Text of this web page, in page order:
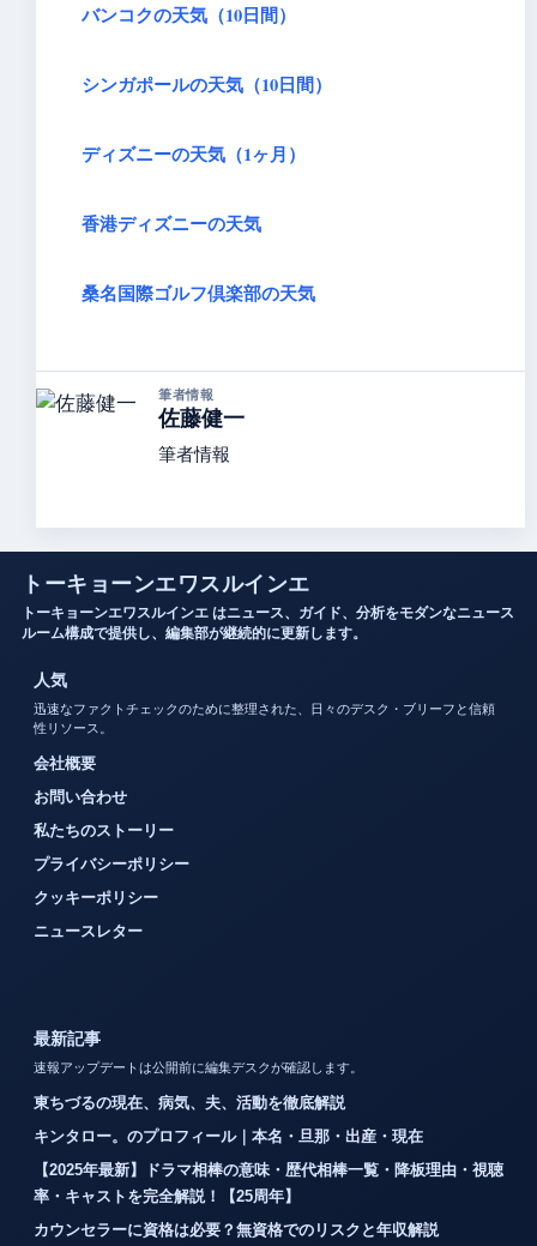
バンコクの天気（10日間）
シンガポールの天気（10日間）
ディズニーの天気（1ヶ月）
香港ディズニーの天気
桑名国際ゴルフ倶楽部の天気
筆者情報
佐藤健一
筆者情報
トーキョーンエワスルインエ
トーキョーンエワスルインエ はニュース、ガイド、分析をモダンなニュース
ルーム構成で提供し、編集部が継続的に更新します。
人気
迅速なファクトチェックのために整理された、日々のデスク・ブリーフと信頼
性リソース。
会社概要
お問い合わせ
私たちのストーリー
プライバシーポリシー
クッキーポリシー
ニュースレター
最新記事
速報アップデートは公開前に編集デスクが確認します。
東ちづるの現在、病気、夫、活動を徹底解説
キンタロー。のプロフィール｜本名・旦那・出産・現在
【2025年最新】ドラマ相棒の意味・歴代相棒一覧・降板理由・視聴
率・キャストを完全解説！【25周年】
カウンセラーに資格は必要？無資格でのリスクと年収解説